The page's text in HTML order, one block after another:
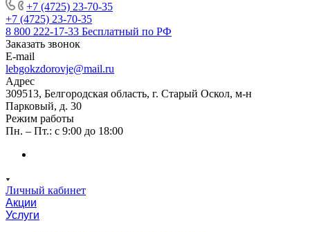
+7 (4725) 23-70-35
+7 (4725) 23-70-35
8 800 222-17-33 Бесплатный по РФ
Заказать звонок
E-mail
lebgokzdorovje@mail.ru
Адрес
309513, Белгородская область, г. Старый Оскол, м-н
Парковый, д. 30
Режим работы
Пн. – Пт.: с 9:00 до 18:00
Личный кабинет
Акции
Услуги